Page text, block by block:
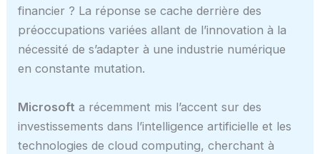
financier ? La réponse se cache derrière des
préoccupations variées allant de l’innovation à la
nécessité de s’adapter à une industrie numérique
en constante mutation.
Microsoft a récemment mis l’accent sur des
investissements dans l’intelligence artificielle et les
technologies de cloud computing, cherchant à